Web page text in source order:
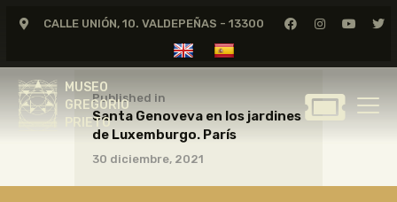
CALLE UNIÓN, 10. VALDEPEÑAS - 13300
MUSEO
GREGORIO
PRIETO
MUSEO
GREGORIO
GREGORIO PRIETO
Published in
Santa Genoveva en los jardines
de Luxemburgo. París
30 diciembre, 2021